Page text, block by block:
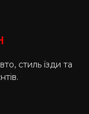
стиль їзди та